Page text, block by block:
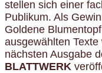
stellen sich einer
Publikum. Als
Goldene
ausgewählten
nächsten Ausgabe
BLATTWERK